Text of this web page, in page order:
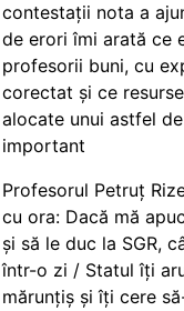
contestații nota a
de erori îmi arată ce
profesorii buni, cu
corectat și ce
alocate unui astfel
important
Profesorul Petruț
cu ora: Dacă mă
și să le duc la SGR,
într-o zi / Statul îți
mărunțiș și îți cere